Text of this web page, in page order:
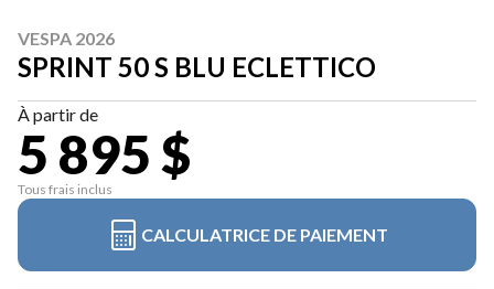
VESPA 2026
SPRINT 50 S BLU ECLETTICO
À partir de
5 895 $
Tous frais inclus
CALCULATRICE DE PAIEMENT